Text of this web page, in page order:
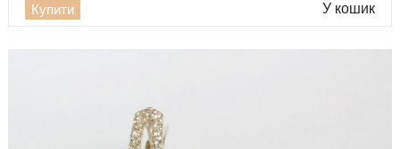
Купити У кошик